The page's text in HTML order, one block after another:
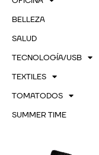
BELLEZA
SALUD
TECNOLOGÍA/USB
TEXTILES
TOMATODOS
SUMMER TIME